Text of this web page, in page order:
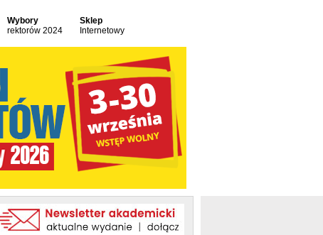
Wybory
rektorów 2024
Sklep
Internetowy